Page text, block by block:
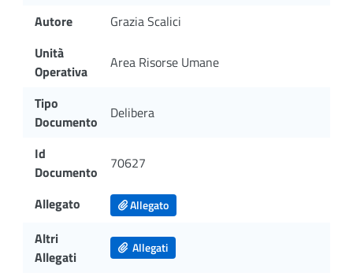
Autore
Grazia Scalici
Unità
Operativa
Area Risorse Umane
Tipo
Documento
Delibera
Id
Documento
70627
Allegato Allegato
Altri
Allegati
Allegati